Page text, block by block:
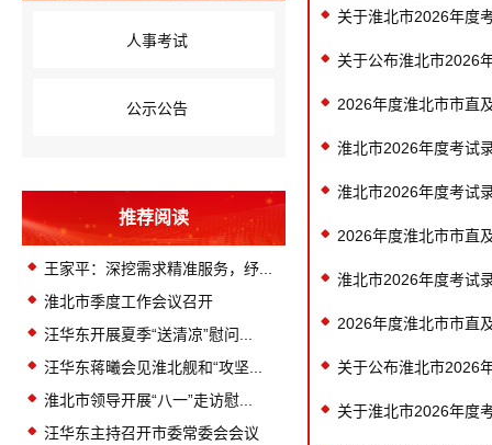
人事考试
公示公告
推荐阅读
王家平：深挖需求精准服务，纾...
淮北市季度工作会议召开
汪华东开展夏季“送清凉”慰问...
汪华东蒋曦会见淮北舰和“攻坚...
淮北市领导开展“八一”走访慰...
汪华东主持召开市委常委会会议
关于淮北市2026年度
关于公布淮北市2026
2026年度淮北市市直
淮北市2026年度考试
淮北市2026年度考试
2026年度淮北市市直
淮北市2026年度考试
2026年度淮北市市直
关于公布淮北市2026
关于淮北市2026年度